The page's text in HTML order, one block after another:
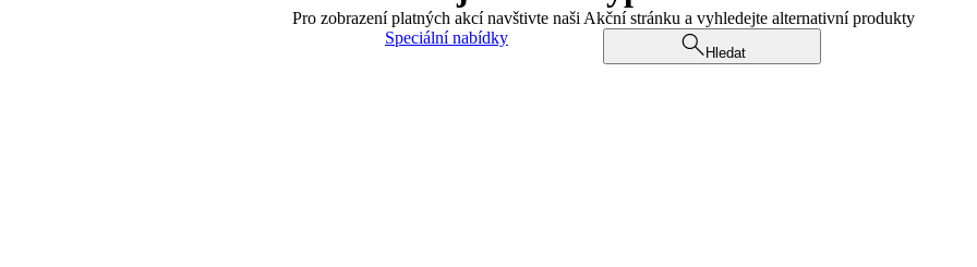
Pro zobrazení platných akcí navštivte naši Akční stránku a vyhledejte alternativní produkty
Speciální nabídky
Hledat